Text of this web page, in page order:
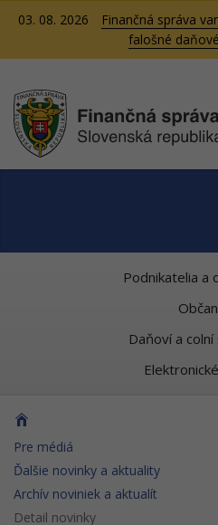
03. 08. 2026
Finančná správa
falošné
Podnikatelia a
Daňoví a
Pre médiá
Ďalšie novinky a aktuality
Archív noviniek a aktualít
Detail novinky